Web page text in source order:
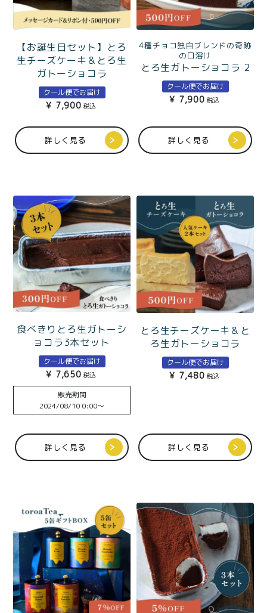
【お誕生日セット】とろ
生チーズケーキ＆とろ生
ガトーショコラ
クール便でお届け
¥ 7,900 税込
詳しく見る
4種チョコ独自ブレンドの奇跡
の口溶け
とろ生ガトーショコラ 2
本セット
クール便でお届け
¥ 7,900 税込
詳しく見る
食べきりとろ生ガトーシ
ョコラ3本セット
クール便でお届け
¥ 7,650 税込
販売期間
2024/08/10 0:00〜
詳しく見る
とろ生チーズケーキ＆と
ろ生ガトーショコラ
クール便でお届け
¥ 7,480 税込
詳しく見る